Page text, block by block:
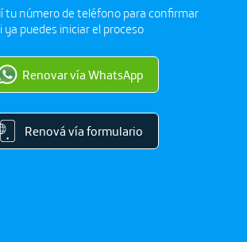
tu número de teléfono para confirmar
ya puedes iniciar el proceso
Renovar vía WhatsApp
Renová vía formulario